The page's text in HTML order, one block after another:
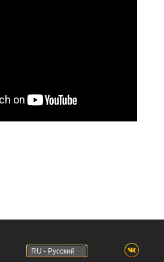
RU - Русский